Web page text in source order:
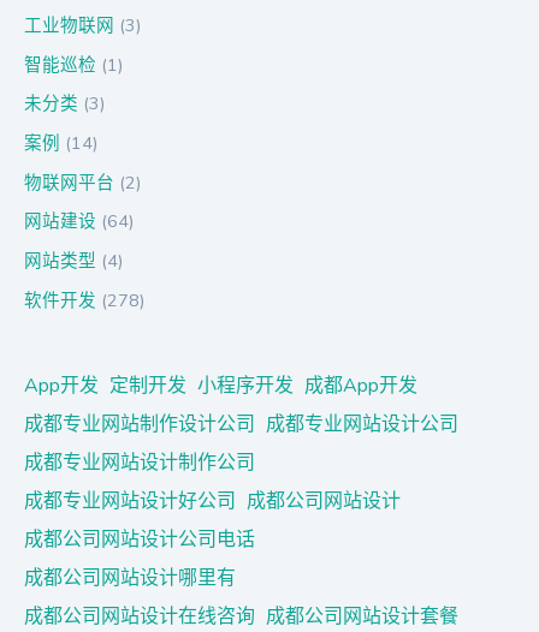
工业物联网 (3)
智能巡检 (1)
未分类 (3)
案例 (14)
物联网平台 (2)
网站建设 (64)
网站类型 (4)
软件开发 (278)
App开发 定制开发 小程序开发 成都App开发
成都专业网站制作设计公司 成都专业网站设计公司
成都专业网站设计制作公司
成都专业网站设计好公司 成都公司网站设计
成都公司网站设计公司电话
成都公司网站设计哪里有
成都公司网站设计在线咨询 成都公司网站设计套餐